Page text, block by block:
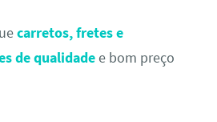
carretos, fretes e
de qualidadee bom preço